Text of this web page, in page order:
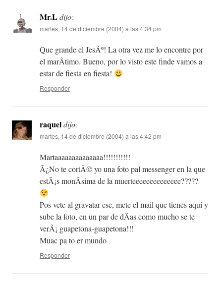
Mr.Ldijo:
martes, 14 de diciembre (2004) a las 4:34 pm
Que grande el JesÃº! La otra vez me lo encontre por
el marÃ­timo. Bueno, por lo visto este finde vamos a
estar de fiesta en fiesta!
Responder
raqueldijo:
martes, 14 de diciembre (2004) a las 4:42 pm
Martaaaaaaaaaaaaaa!!!!!!!!!!!
Â¿No te cortÃ© yo una foto pal messenger en la que
estÃ¡s monÃ­sima de la muerteeeeeeeeeeeeee?????
Pos vete al gravatar ese, mete el mail que tienes aqui y
sube la foto, en un par de dÃ­as como mucho se te
verÃ¡ guapetona-guapetona!!!
Muac pa to er mundo
Responder